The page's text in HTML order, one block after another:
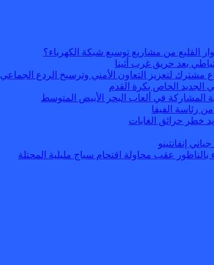
القليع من مشاريع توسيع شبكة الكهرباء؟
بعد حريق غرب أثينا
مشترك لتعزيز التعاون الأمني وترسيخ الردع الجماعي
الجديد الخاص بكرة القدم
المشاركة في ألعاب البحر الأبيض المتوسط
من رئاسة الفيفا
خطر حرائق الغابات
إنفانتينو